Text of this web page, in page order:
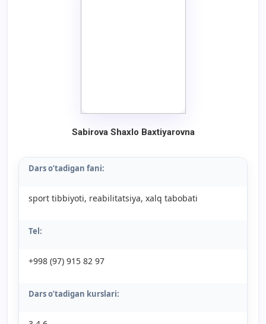
Sabirova Shaxlo Baxtiyarovna
Dars o’tadigan fani:
sport tibbiyoti, reabilitatsiya, xalq tabobati
Tel:
+998 (97) 915 82 97
Dars o’tadigan kurslari: